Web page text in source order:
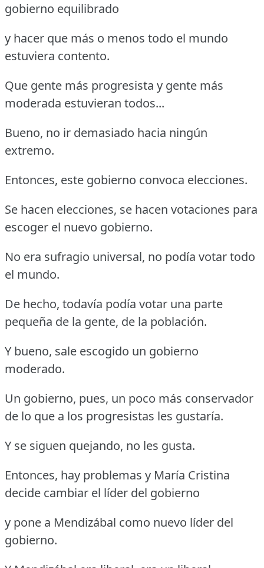
gobierno equilibrado
y hacer que más o menos todo el mundo
estuviera contento.
Que gente más progresista y gente más
moderada estuvieran todos...
Bueno, no ir demasiado hacia ningún
extremo.
Entonces, este gobierno convoca elecciones.
Se hacen elecciones, se hacen votaciones para
escoger el nuevo gobierno.
No era sufragio universal, no podía votar todo
el mundo.
De hecho, todavía podía votar una parte
pequeña de la gente, de la población.
Y bueno, sale escogido un gobierno
moderado.
Un gobierno, pues, un poco más conservador
de lo que a los progresistas les gustaría.
Y se siguen quejando, no les gusta.
Entonces, hay problemas y María Cristina
decide cambiar el líder del gobierno
y pone a Mendizábal como nuevo líder del
gobierno.